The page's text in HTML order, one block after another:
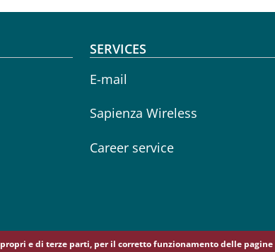
SERVICES
E-mail
Sapienza Wireless
Career service
e di terze parti, per il corretto funzionamento delle pagine